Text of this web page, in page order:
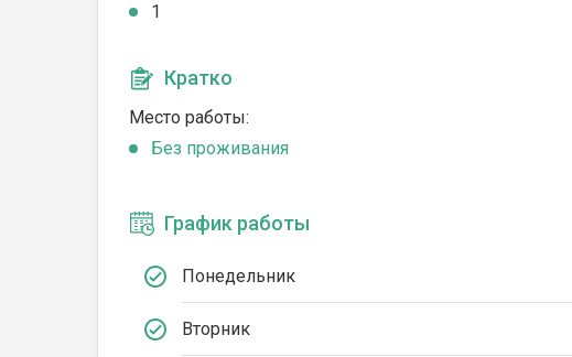
1
Кратко
Место работы:
Без проживания
График работы
Понедельник
Вторник